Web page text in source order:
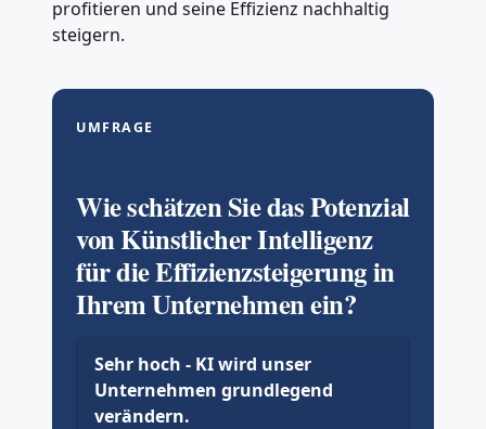
profitieren und seine Effizienz nachhaltig
steigern.
UMFRAGE
Wie schätzen Sie das Potenzial
von Künstlicher Intelligenz
für die Effizienzsteigerung in
Ihrem Unternehmen ein?
Sehr hoch - KI wird unser
Unternehmen grundlegend
verändern.